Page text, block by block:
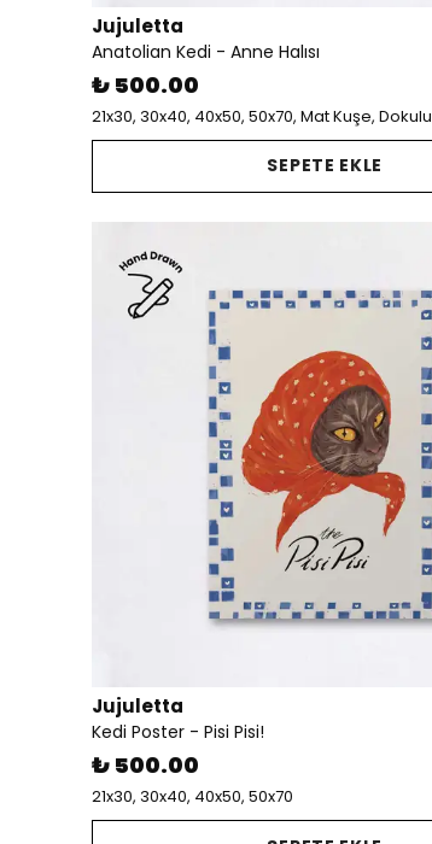
Jujuletta
Anatolian Kedi - Anne Halısı
₺ 500.00
21x30, 30x40, 40x50, 50x70, Mat Kuşe, Dokulu
SEPETE EKLE
Jujuletta
Kedi Poster - Pisi Pisi!
₺ 500.00
21x30, 30x40, 40x50, 50x70